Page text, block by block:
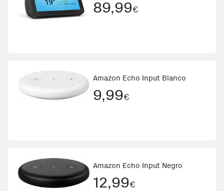
89,99€
Amazon Echo Input Blanco
9,99€
Amazon Echo Input Negro
12,99€